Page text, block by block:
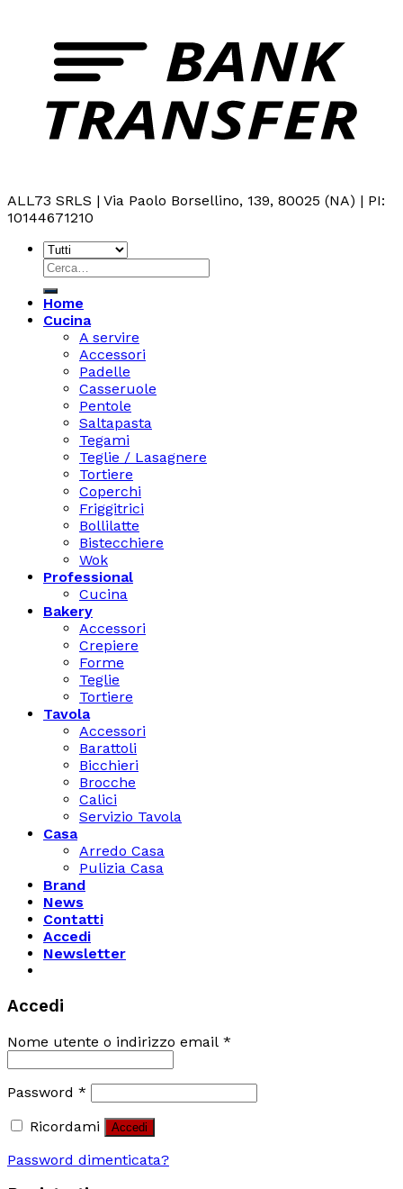
ALL73 SRLS | Via Paolo Borsellino, 139, 80025 (NA) | PI:
10144671210
Cerca:
Home
Cucina
A servire
Accessori
Padelle
Casseruole
Pentole
Saltapasta
Tegami
Teglie / Lasagnere
Tortiere
Coperchi
Friggitrici
Bollilatte
Bistecchiere
Wok
Professional
Cucina
Bakery
Accessori
Crepiere
Forme
Teglie
Tortiere
Tavola
Accessori
Barattoli
Bicchieri
Brocche
Calici
Servizio Tavola
Casa
Arredo Casa
Pulizia Casa
Brand
News
Contatti
Accedi
Newsletter
Accedi
Nome utente o indirizzo email *
Password *
Ricordami
Accedi
Password dimenticata?